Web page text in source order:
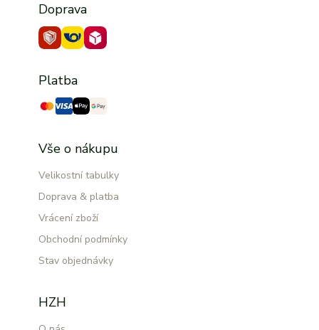
Doprava
Platba
Vše o nákupu
Velikostní tabulky
Doprava & platba
Vrácení zboží
Obchodní podmínky
Stav objednávky
HZH